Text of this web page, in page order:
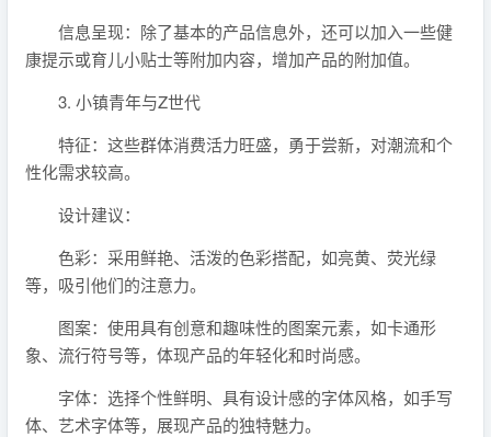
信息呈现：除了基本的产品信息外，还可以加入一些健
康提示或育儿小贴士等附加内容，增加产品的附加值。
3. 小镇青年与Z世代
特征：这些群体消费活力旺盛，勇于尝新，对潮流和个
性化需求较高。
设计建议：
色彩：采用鲜艳、活泼的色彩搭配，如亮黄、荧光绿
等，吸引他们的注意力。
图案：使用具有创意和趣味性的图案元素，如卡通形
象、流行符号等，体现产品的年轻化和时尚感。
字体：选择个性鲜明、具有设计感的字体风格，如手写
体、艺术字体等，展现产品的独特魅力。